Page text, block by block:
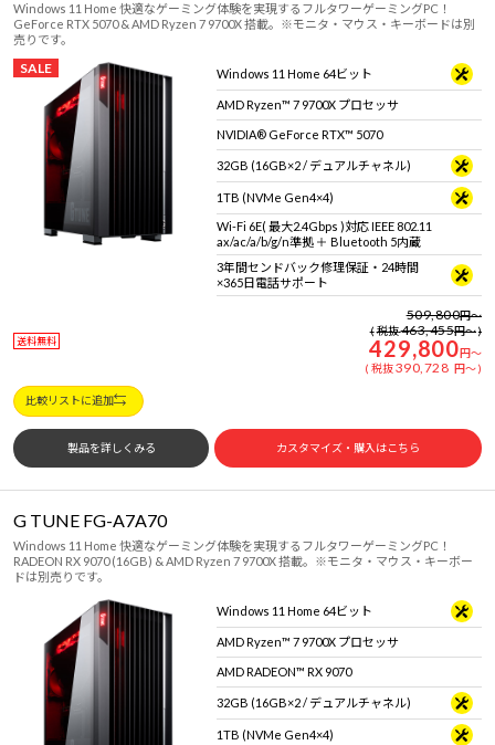
Windows 11 Home 快適なゲーミング体験を実現するフルタワーゲーミングPC！
GeForce RTX 5070 & AMD Ryzen 7 9700X 搭載。※モニタ・マウス・キーボードは別
売りです。
SALE Windows 11 Home 64ビット
AMD Ryzen™ 7 9700X プロセッサ
NVIDIA® GeForce RTX™ 5070
32GB (16GB×2 / デュアルチャネル)
1TB (NVMe Gen4×4)
Wi-Fi 6E( 最大2.4Gbps )対応 IEEE 802.11
ax/ac/a/b/g/n準拠 ＋ Bluetooth 5内蔵
3年間センドバック修理保証・24時間
×365日電話サポート
送料無料
509,800円～
税抜463,455円～
429,800円～
税抜390,728 円～
比較リストに追加
製品を詳しくみる カスタマイズ・購入はこちら
G TUNE FG-A7A70
Windows 11 Home 快適なゲーミング体験を実現するフルタワーゲーミングPC！
RADEON RX 9070 (16GB) & AMD Ryzen 7 9700X 搭載。※モニタ・マウス・キーボー
ドは別売りです。
Windows 11 Home 64ビット
AMD Ryzen™ 7 9700X プロセッサ
AMD RADEON™ RX 9070
32GB (16GB×2 / デュアルチャネル)
1TB (NVMe Gen4×4)